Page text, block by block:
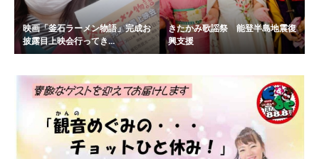
映画「釜石ラーメン物語」完成お
披露目上映会行ってき...
きたかみ歌謡祭 能登半島地震復
興支援